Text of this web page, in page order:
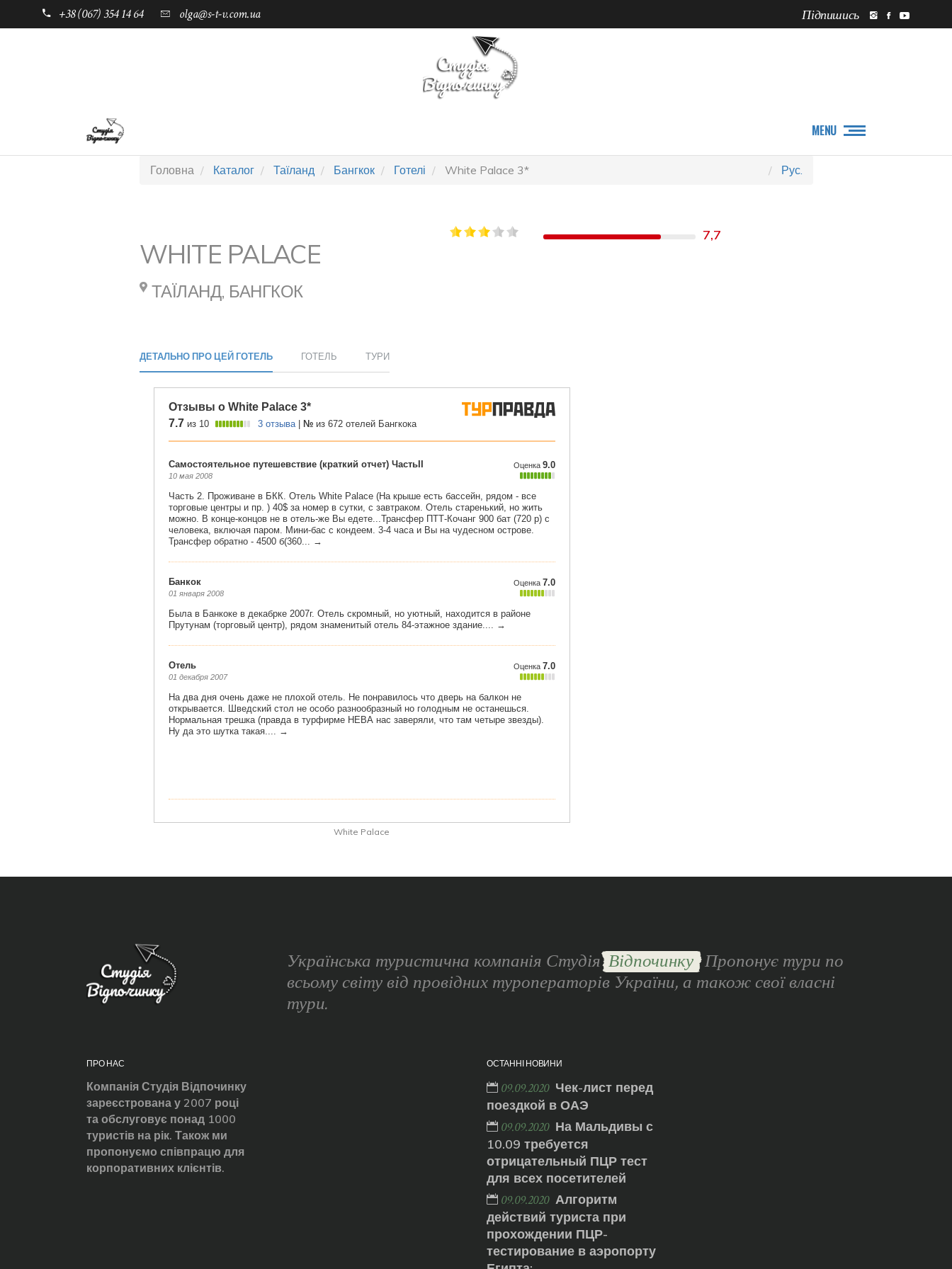
+38 (067) 354 14 64 olga@s-t-v.com.ua Підпишись
MENU
Головна Каталог Таїланд Бангкок Готелі White Palace 3* Рус.
WHITE PALACE
ТАЇЛАНД, БАНГКОК
7,7
ДЕТАЛЬНО ПРО ЦЕЙ ГОТЕЛЬ ГОТЕЛЬ ТУРИ
White Palace
Українська туристична компанія СтудіяВідпочинку Пропонує тури по
всьому світу від провідних туроператорів України, а також свої власні
тури.
ПРО НАС
Компанія Студія Відпочинку
зареєстрована у 2007 році
та обслуговує понад 1000
туристів на рік. Також ми
пропонуємо співпрацю для
корпоративних клієнтів.
ОСТАННІ НОВИНИ
09.09.2020 Чек-лист перед
поездкой в ОАЭ
09.09.2020 На Мальдивы с
10.09 требуется
отрицательный ПЦР тест
для всех посетителей
09.09.2020 Алгоритм
действий туриста при
прохождении ПЦР-
тестирование в аэропорту